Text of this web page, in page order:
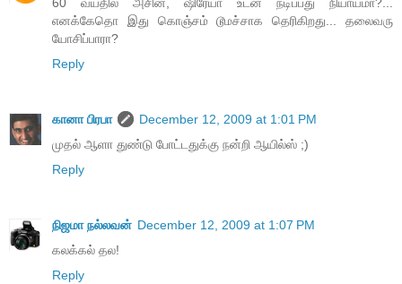
60 வயதில அசின், ஷிரேயா உடன் நடிப்பது நியாயமா?...
எனக்கேதொ இது கொஞ்சம் டூமச்சாக தெரிகிறது... தலைவரு
யோசிப்பாரா?
Reply
கானா பிரபா
December 12, 2009 at 1:01 PM
முதல் ஆளா துண்டு போட்டதுக்கு நன்றி ஆயில்ஸ் ;)
Reply
நிஜமா நல்லவன் December 12, 2009 at 1:07 PM
கலக்கல் தல!
Reply